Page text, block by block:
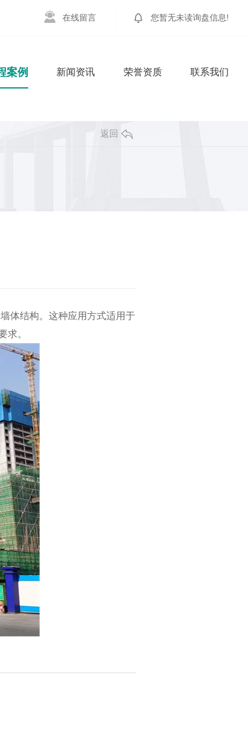
您暂无未读询盘信息!
在线留言
案例 新闻资讯 荣誉资质 联系我们
返回
体结构。这种应用方式适用于
求。